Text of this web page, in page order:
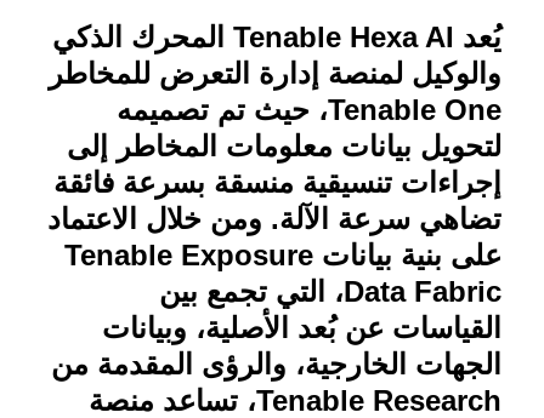
يُعد Tenable Hexa AI المحرك الذكي
والوكيل لمنصة إدارة التعرض للمخاطر
Tenable One، حيث تم تصميمه
لتحويل بيانات معلومات المخاطر إلى
إجراءات تنسيقية منسقة بسرعة فائقة
تضاهي سرعة الآلة. ومن خلال الاعتماد
على بنية بيانات Tenable Exposure
Data Fabric، التي تجمع بين
القياسات عن بُعد الأصلية، وبيانات
الجهات الخارجية، والرؤى المقدمة من
Tenable Research، تساعد منصة